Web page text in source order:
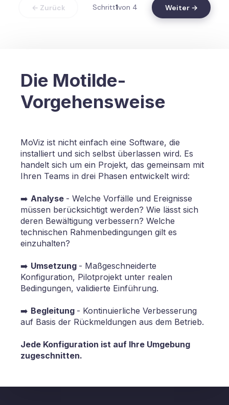
← Zurück Schritt1von 4 Weiter →
Die Motilde-
Vorgehensweise
MoViz ist nicht einfach eine Software, die
installiert und sich selbst überlassen wird. Es
handelt sich um ein Projekt, das gemeinsam mit
Ihren Teams in drei Phasen entwickelt wird:
➡️ Analyse - Welche Vorfälle und Ereignisse
müssen berücksichtigt werden? Wie lässt sich
deren Bewältigung verbessern? Welche
technischen Rahmenbedingungen gilt es
einzuhalten?
➡️ Umsetzung - Maßgeschneiderte
Konfiguration, Pilotprojekt unter realen
Bedingungen, validierte Einführung.
➡️ Begleitung - Kontinuierliche Verbesserung
auf Basis der Rückmeldungen aus dem Betrieb.
Jede Konfiguration ist auf Ihre Umgebung
zugeschnitten.